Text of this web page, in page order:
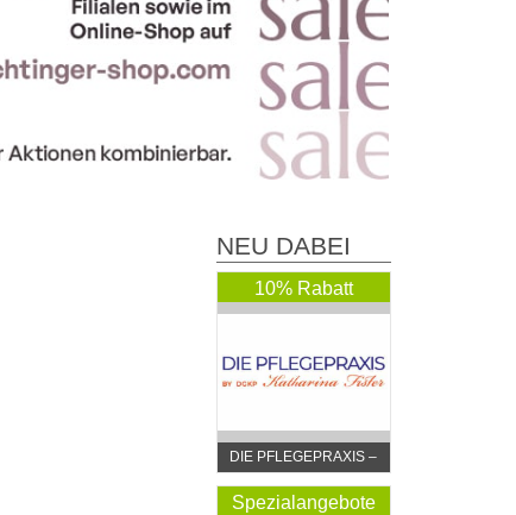
NEU DABEI
10% Rabatt
DIE PFLEGEPRAXIS –
by DGKP Katharina
Fister
Spezialangebote